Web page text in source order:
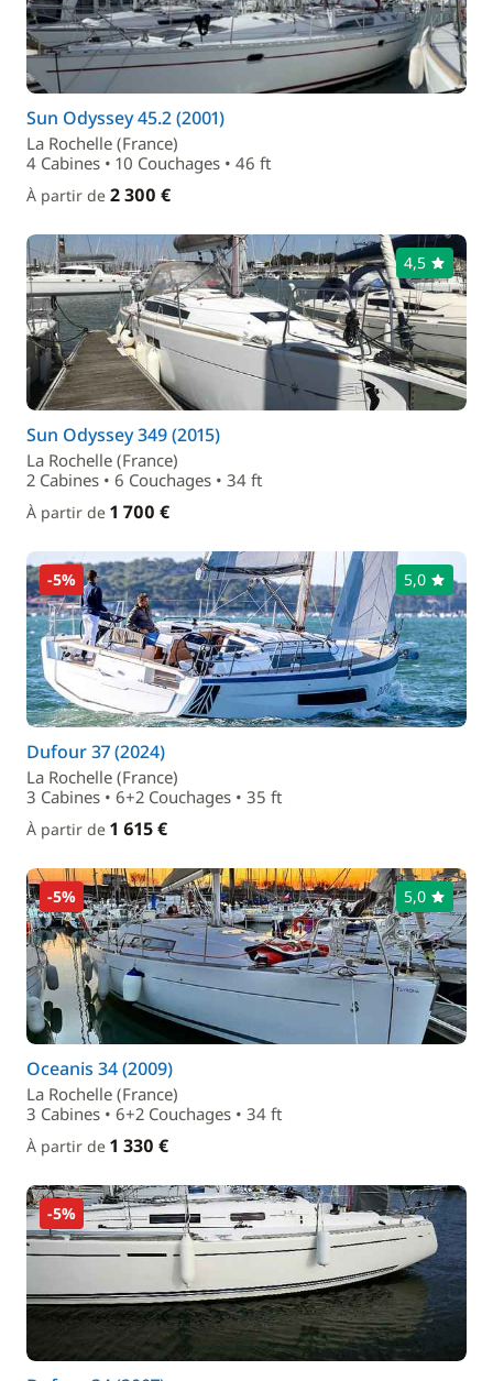
Sun Odyssey 45.2 (2001)
La Rochelle (France)
4 Cabines • 10 Couchages • 46 ft
À partir de 2 300 €
4,5
Sun Odyssey 349 (2015)
La Rochelle (France)
2 Cabines • 6 Couchages • 34 ft
À partir de 1 700 €
-5% 5,0
Dufour 37 (2024)
La Rochelle (France)
3 Cabines • 6+2 Couchages • 35 ft
À partir de 1 615 €
-5% 5,0
Oceanis 34 (2009)
La Rochelle (France)
3 Cabines • 6+2 Couchages • 34 ft
À partir de 1 330 €
-5%